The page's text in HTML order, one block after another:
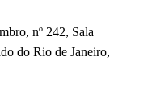
nº 242, Sala
do Rio de Janeiro,